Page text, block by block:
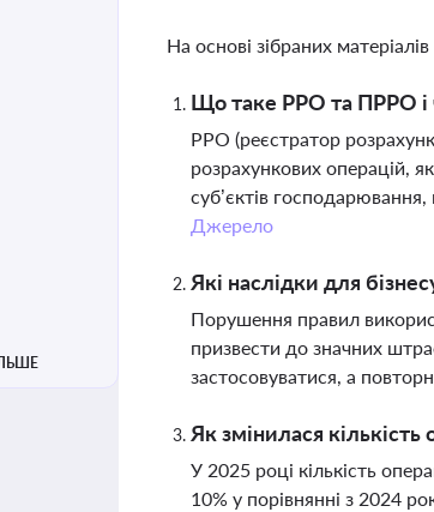
На основі зібраних
Що таке РРО та ПРРО і
РРО (реєстратор
розрахункових операцій,
суб’єктів
Джерело
Які наслідки для
Порушення правил
призвести до значних
застосовуватися, а
Як змінилася
У 2025 році кількість
10% у порівнянні з 2024